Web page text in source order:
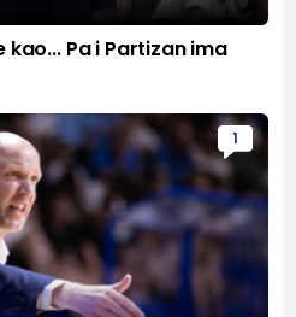
kao... Pa i Partizan ima
1